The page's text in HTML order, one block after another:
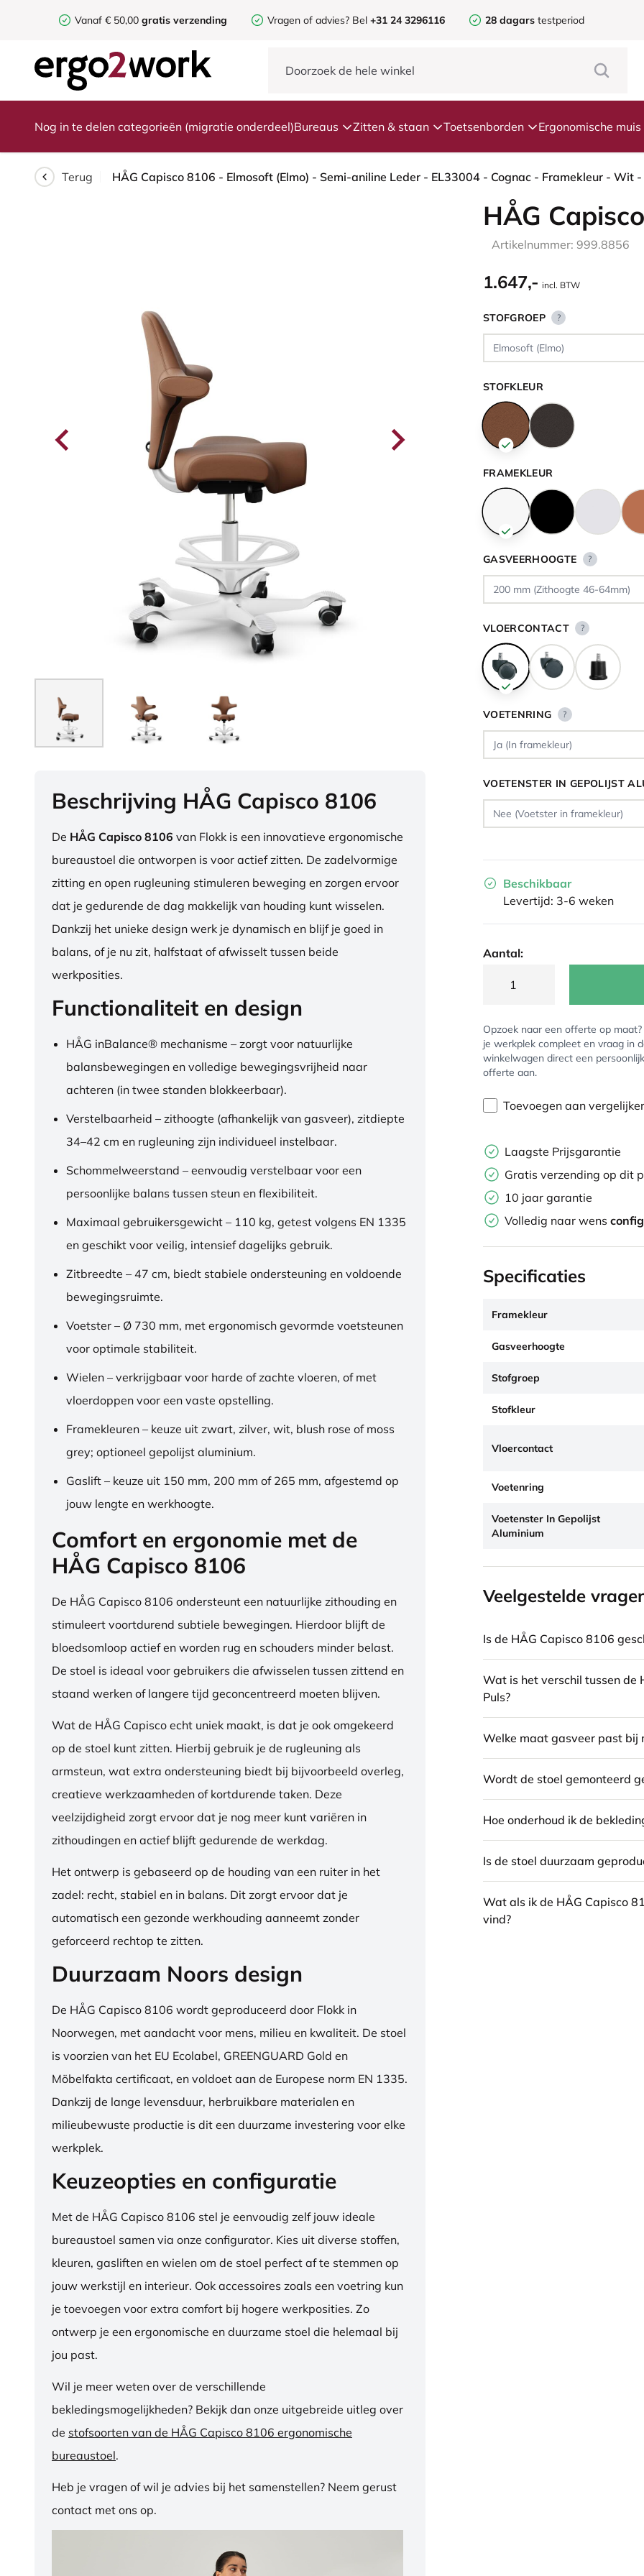
Vanaf € 50,00 gratis verzending Vragen of advies? Bel +31 24 3296116 28 dagars testperiod
Nog in te delen categorieën (migratie onderdeel)Bureaus Zitten & staan Toetsenborden Ergonomische muis
Terug
Beschrijving HÅG Capisco 8106
De HÅG Capisco 8106 van Flokk is een innovatieve ergonomische
bureaustoel die ontworpen is voor actief zitten. De zadelvormige
zitting en open rugleuning stimuleren beweging en zorgen ervoor
dat je gedurende de dag makkelijk van houding kunt wisselen.
Dankzij het unieke design werk je dynamisch en blijf je goed in
balans, of je nu zit, halfstaat of afwisselt tussen beide
werkposities.
Functionaliteit en design
HÅG inBalance® mechanisme – zorgt voor natuurlijke
balansbewegingen en volledige bewegingsvrijheid naar
achteren (in twee standen blokkeerbaar).
Verstelbaarheid – zithoogte (afhankelijk van gasveer), zitdiepte
34–42 cm en rugleuning zijn individueel instelbaar.
Schommelweerstand – eenvoudig verstelbaar voor een
persoonlijke balans tussen steun en flexibiliteit.
Maximaal gebruikersgewicht – 110 kg, getest volgens EN 1335
en geschikt voor veilig, intensief dagelijks gebruik.
Zitbreedte – 47 cm, biedt stabiele ondersteuning en voldoende
bewegingsruimte.
Voetster – Ø 730 mm, met ergonomisch gevormde voetsteunen
voor optimale stabiliteit.
Wielen – verkrijgbaar voor harde of zachte vloeren, of met
vloerdoppen voor een vaste opstelling.
Framekleuren – keuze uit zwart, zilver, wit, blush rose of moss
grey; optioneel gepolijst aluminium.
Gaslift – keuze uit 150 mm, 200 mm of 265 mm, afgestemd op
jouw lengte en werkhoogte.
Comfort en ergonomie met de
HÅG Capisco 8106
De HÅG Capisco 8106 ondersteunt een natuurlijke zithouding en
stimuleert voortdurend subtiele bewegingen. Hierdoor blijft de
bloedsomloop actief en worden rug en schouders minder belast.
De stoel is ideaal voor gebruikers die afwisselen tussen zittend en
staand werken of langere tijd geconcentreerd moeten blijven.
Wat de HÅG Capisco echt uniek maakt, is dat je ook omgekeerd
op de stoel kunt zitten. Hierbij gebruik je de rugleuning als
armsteun, wat extra ondersteuning biedt bij bijvoorbeeld overleg,
creatieve werkzaamheden of kortdurende taken. Deze
veelzijdigheid zorgt ervoor dat je nog meer kunt variëren in
zithoudingen en actief blijft gedurende de werkdag.
Het ontwerp is gebaseerd op de houding van een ruiter in het
zadel: recht, stabiel en in balans. Dit zorgt ervoor dat je
automatisch een gezonde werkhouding aanneemt zonder
geforceerd rechtop te zitten.
Duurzaam Noors design
De HÅG Capisco 8106 wordt geproduceerd door Flokk in
Noorwegen, met aandacht voor mens, milieu en kwaliteit. De stoel
is voorzien van het EU Ecolabel, GREENGUARD Gold en
Möbelfakta certificaat, en voldoet aan de Europese norm EN 1335.
Dankzij de lange levensduur, herbruikbare materialen en
milieubewuste productie is dit een duurzame investering voor elke
werkplek.
Keuzeopties en configuratie
Met de HÅG Capisco 8106 stel je eenvoudig zelf jouw ideale
bureaustoel samen via onze configurator. Kies uit diverse stoffen,
kleuren, gasliften en wielen om de stoel perfect af te stemmen op
jouw werkstijl en interieur. Ook accessoires zoals een voetring kun
je toevoegen voor extra comfort bij hogere werkposities. Zo
ontwerp je een ergonomische en duurzame stoel die helemaal bij
jou past.
Wil je meer weten over de verschillende
bekledingsmogelijkheden? Bekijk dan onze uitgebreide uitleg over
de stofsoorten van de HÅG Capisco 8106 ergonomische
bureaustoel.
Heb je vragen of wil je advies bij het samenstellen? Neem gerust
contact met ons op.
HÅG
Artikelnummer: 999.8856
1.647,- incl. BTW
STOFGROEP ?
STOFKLEUR
FRAMEKLEUR
GASVEERHOOGTE ?
VLOERCONTACT ?
VOETENRING ?
VOETENSTER IN GEPOLIJST
Beschikbaar
Levertijd: 3-6 weken
Aantal:
Opzoek naar een offerte op
je werkplek compleet en vraag in
winkelwagen direct een
offerte aan.
Toevoegen aan vergelijker
Laagste Prijsgarantie
Gratis verzending op dit
10 jaar garantie
Volledig naar wens
Specificaties
Framekleur
Gasveerhoogte
Stofgroep
Stofkleur
Vloercontact
Voetenring
Voetenster In Gepolijst
Aluminium
Veelgestelde
Is de HÅG Capisco 8106
Wat is het verschil tussen de
Puls?
Welke maat gasveer past bij
Wordt de stoel gemonteerd
Hoe onderhoud ik de
Is de stoel duurzaam
Wat als ik de HÅG Capisco
vind?